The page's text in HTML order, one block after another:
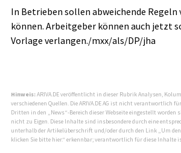
In Betrieben sollen abweichende
können. Arbeitgeber können auch jetzt
Vorlage verlangen./mxx/als/DP/jha
Hinweis:ARIVA.DE veröffentlicht in dieser Rubrik Analysen,
verschiedenen Quellen. Die ARIVA.DE AG ist nicht verantwortlich
Dritten in den „News“-Bereich dieser Webseite eingestellt worden
nicht zu Eigen. Diese Inhalte sind insbesondere durch eine
unterhalb der Artikelüberschrift und/oder durch den Link „Um
klicken Sie bitte hier.“ erkennbar; verantwortlich für diese Inhalte